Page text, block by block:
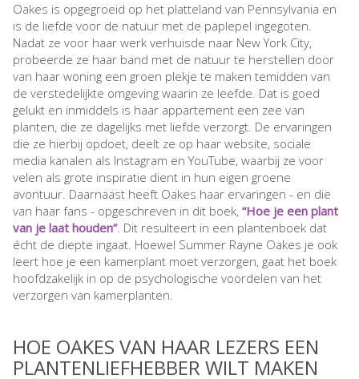
Oakes is opgegroeid op het platteland van Pennsylvania en
is de liefde voor de natuur met de paplepel ingegoten.
Nadat ze voor haar werk verhuisde naar New York City,
probeerde ze haar band met de natuur te herstellen door
van haar woning een groen plekje te maken temidden van
de verstedelijkte omgeving waarin ze leefde. Dat is goed
gelukt en inmiddels is haar appartement een zee van
planten, die ze dagelijks met liefde verzorgt. De ervaringen
die ze hierbij opdoet, deelt ze op haar website, sociale
media kanalen als Instagram en YouTube, waarbij ze voor
velen als grote inspiratie dient in hun eigen groene
avontuur. Daarnaast heeft Oakes haar ervaringen - en die
van haar fans - opgeschreven in dit boek, “Hoe je een plant
van je laat houden”. Dit resulteert in een plantenboek dat
écht de diepte ingaat. Hoewel Summer Rayne Oakes je ook
leert hoe je een kamerplant moet verzorgen, gaat het boek
hoofdzakelijk in op de psychologische voordelen van het
verzorgen van kamerplanten.
HOE OAKES VAN HAAR LEZERS EEN
PLANTENLIEFHEBBER WILT MAKEN